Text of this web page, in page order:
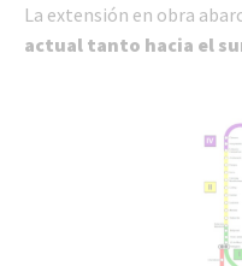
La extensión en obra
actual tanto hacia el